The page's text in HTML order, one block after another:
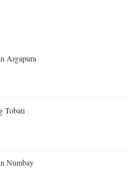
Argapura
Tobati
Numbay